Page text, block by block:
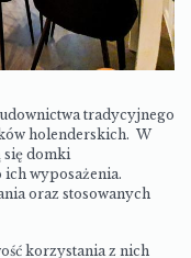
tradycyjnego
holenderskich. W
się domki
ich wyposażenia.
oraz stosowanych
korzystania z nich